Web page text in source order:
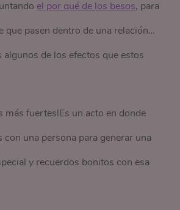
el por qué de los besos, para
que pasen dentro de una relación…
de los efectos que estos
más fuertes!Es un acto en donde
con una persona para generar una
y recuerdos bonitos con esa